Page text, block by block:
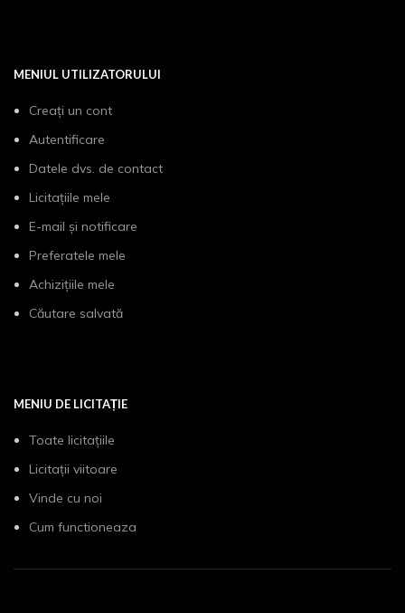
MENIUL UTILIZATORULUI
Creați un cont
Autentificare
Datele dvs. de contact
Licitațiile mele
E-mail și notificare
Preferatele mele
Achizițiile mele
Căutare salvată
MENIU DE LICITAȚIE
Toate licitațiile
Licitații viitoare
Vinde cu noi
Cum functioneaza